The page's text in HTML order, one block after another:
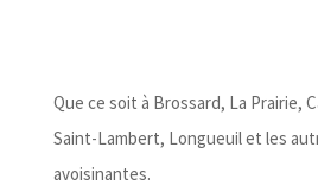
Que ce soit à Brossard, La Prairie,
Saint-Lambert, Longueuil et les
avoisinantes.